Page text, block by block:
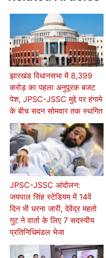
झारखंड विधानसभा में 8,399
करोड़ का पहला अनुपूरक बजट
पेश, JPSC-JSSC मुद्दे पर हंगामे
के बीच सदन सोमवार तक स्थगित
JPSC-JSSC आंदोलन:
जयपाल सिंह स्टेडियम में 14वें
दिन भी धरना जारी, देवेंद्र महतो
गुट ने वार्ता के लिए 7 सदस्यीय
प्रतिनिधिमंडल भेजा